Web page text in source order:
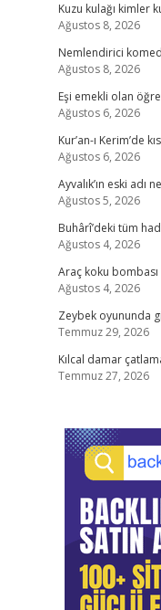
Kuzu kulağı kimler
Ağustos 8, 2026
Nemlendirici
Ağustos 8, 2026
Eşi emekli olan
Ağustos 6, 2026
Kur’an-ı Kerim’de
Ağustos 6, 2026
Ayvalık’ın eski adı
Ağustos 5, 2026
Buhârî’deki tüm
Ağustos 4, 2026
Araç koku
Ağustos 4, 2026
Zeybek oyununda
Temmuz 29, 2026
Kılcal damar
Temmuz 27, 2026